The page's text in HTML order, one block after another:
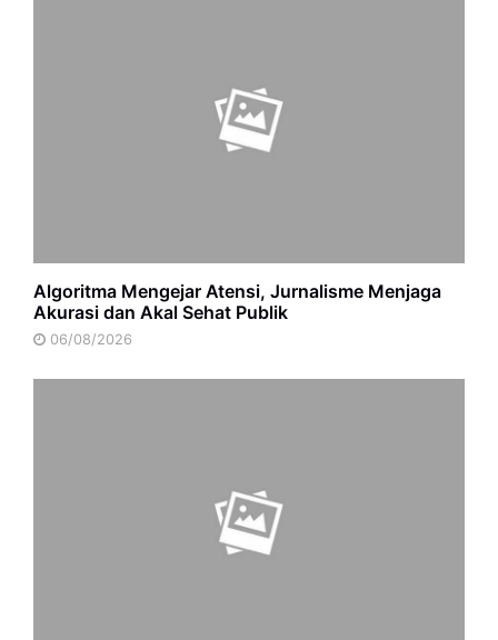
Algoritma Mengejar Atensi, Jurnalisme Menjaga
Akurasi dan Akal Sehat Publik
06/08/2026